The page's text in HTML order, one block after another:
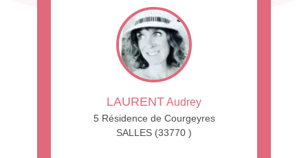
LAURENTAudrey
5 Résidence de Courgeyres
SALLES (33770 )